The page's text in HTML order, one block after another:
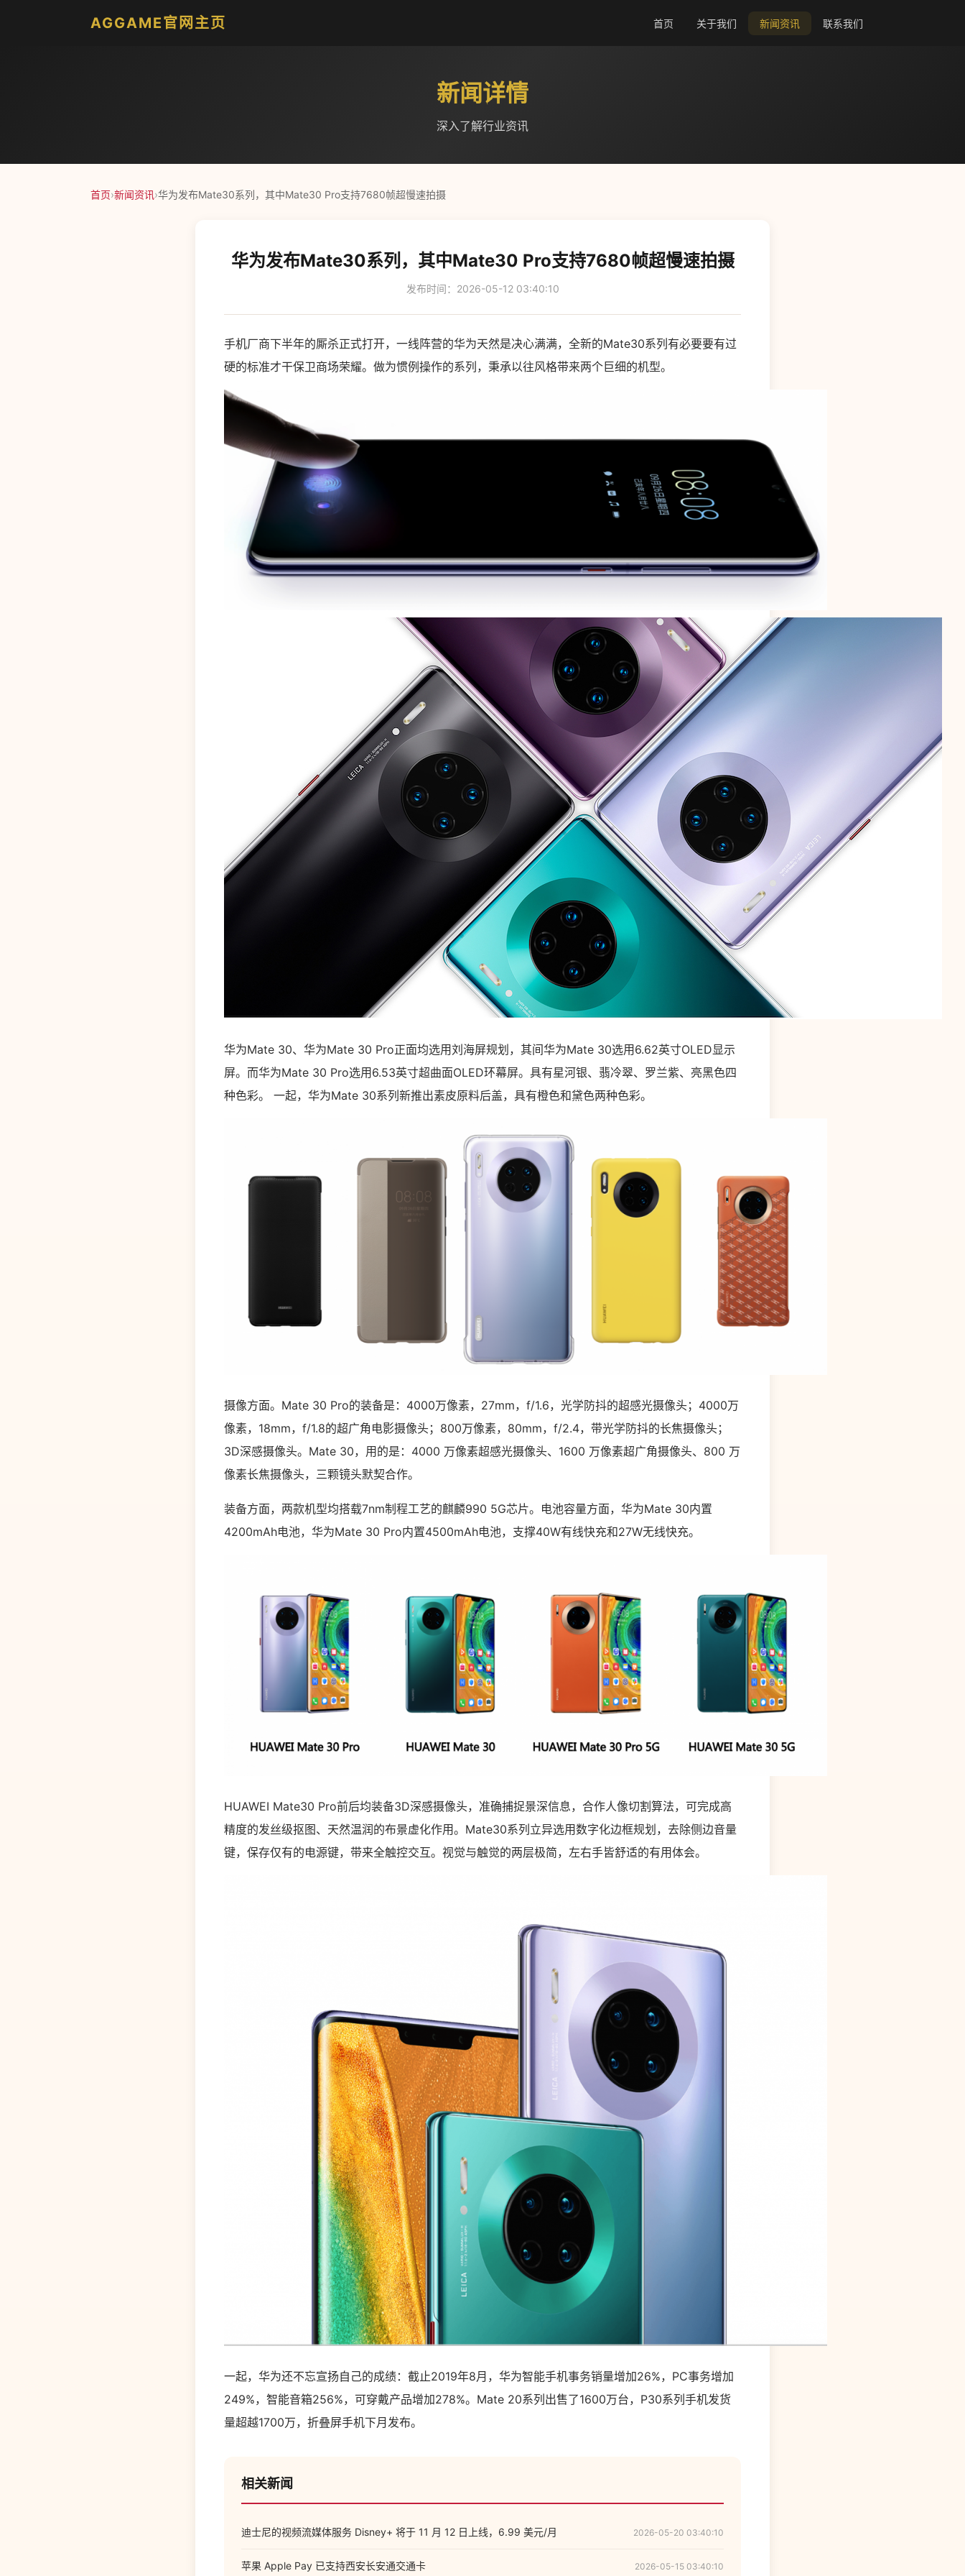
AGGAME官网主页 首页 关于我们 新闻资讯 联系我们
新闻详情
深入了解行业资讯
首页›新闻资讯›华为发布Mate30系列，其中Mate30 Pro支持7680帧超慢速拍摄
华为发布Mate30系列，其中Mate30 Pro支持7680帧超慢速拍摄
发布时间：2026-05-12 03:40:10
手机厂商下半年的厮杀正式打开，一线阵营的华为天然是决心满满，全新的Mate30系列有必要要有过
硬的标准才干保卫商场荣耀。做为惯例操作的系列，秉承以往风格带来两个巨细的机型。
华为Mate 30、华为Mate 30 Pro正面均选用刘海屏规划，其间华为Mate 30选用6.62英寸OLED显示
屏。而华为Mate 30 Pro选用6.53英寸超曲面OLED环幕屏。具有星河银、翡冷翠、罗兰紫、亮黑色四
种色彩。 一起，华为Mate 30系列新推出素皮原料后盖，具有橙色和黛色两种色彩。
摄像方面。Mate 30 Pro的装备是：4000万像素，27mm，f/1.6， 光学防抖的超感光摄像头； 4000万
像素，18mm，f/1.8的超广角电影摄像头；800万像素，80mm，f/2.4， 带光学防抖的长焦摄像头；
3D深感摄像头。 Mate 30，用的是 ：4000 万像素超感光摄像头、1600 万像素超广角摄像头、800 万
像素长焦摄像头，三颗镜头默契合作。
装备方面，两款机型均搭载7nm制程工艺的麒麟990 5G芯片。电池容量方面，华为Mate 30内置
4200mAh电池，华为Mate 30 Pro内置4500mAh电池，支撑40W有线快充和27W无线快充。
HUAWEI Mate30 Pro前后均装备3D深感摄像头，准确捕捉景深信息，合作人像切割算法，可完成高
精度的发丝级抠图、天然温润的布景虚化作用。Mate30系列立异选用数字化边框规划，去除侧边音量
键，保存仅有的电源键，带来全触控交互。视觉与触觉的两层极简，左右手皆舒适的有用体会。
一起，华为还不忘宣扬自己的成绩：截止2019年8月，华为智能手机事务销量增加26%，PC事务增加
249%，智能音箱256%，可穿戴产品增加278%。Mate 20系列出售了1600万台，P30系列手机发货
量超越1700万，折叠屏手机下月发布。
相关新闻
迪士尼的视频流媒体服务 Disney+ 将于 11 月 12 日上线，6.99 美元/月 2026-05-20 03:40:10
苹果 Apple Pay 已支持西安长安通交通卡 2026-05-15 03:40:10